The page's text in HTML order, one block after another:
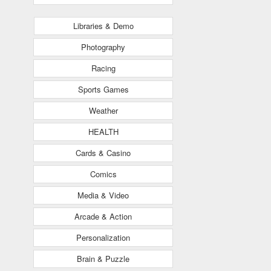
Libraries & Demo
Photography
Racing
Sports Games
Weather
HEALTH
Cards & Casino
Comics
Media & Video
Arcade & Action
Personalization
Brain & Puzzle